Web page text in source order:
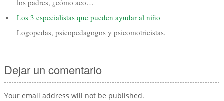
los padres, ¿cómo aco…
Los 3 especialistas que pueden ayudar al niño
Logopedas, psicopedagogos y psicomotricistas.
Dejar un comentario
Your email address will not be published.